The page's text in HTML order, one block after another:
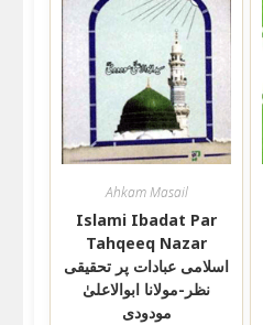
Ahkam Masail
Islami Ibadat Par
Tahqeeq Nazar
اسلامی عبادات پر تحقیقی
نظر-مولانا ابوالاعلیٰ
مودودی